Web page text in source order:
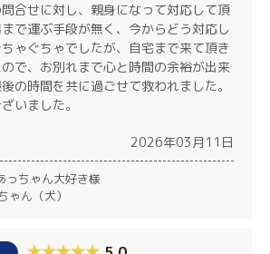
合せに対し、親身になって対応して頂
で運ぶ手段が無く、今からどう対応し
ゃぐちゃでしたが、自宅まで来て頂き
で、お別れまで心と時間の余裕が出来
の時間を共に過ごせて救われました。
いました。
2026年03月11日
ちゃん大好き様
ん（犬）